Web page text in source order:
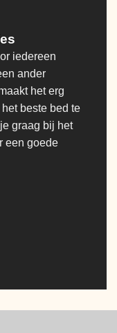
iedereen
ander
het erg
beste bed te
graag bij het
een goede